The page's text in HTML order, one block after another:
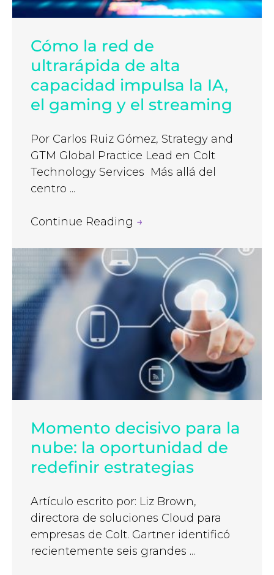
Cómo la red de
ultrarápida de alta
capacidad impulsa la IA,
el gaming y el streaming
Por Carlos Ruiz Gómez, Strategy and
GTM Global Practice Lead en Colt
Technology Services Más allá del
centro ...
Continue Reading →
Momento decisivo para la
nube: la oportunidad de
redefinir estrategias
Artículo escrito por: Liz Brown,
directora de soluciones Cloud para
empresas de Colt. Gartner identificó
recientemente seis grandes ...